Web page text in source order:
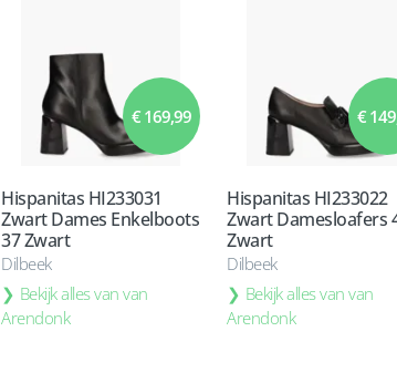
€ 169,99
Hispanitas HI233031
Zwart Dames Enkelboots
37 Zwart
Dilbeek
Bekijk alles van van
Arendonk
€
Hispanitas HI233022
Zwart Damesloafers
Zwart
Dilbeek
Bekijk alles van van
Arendonk